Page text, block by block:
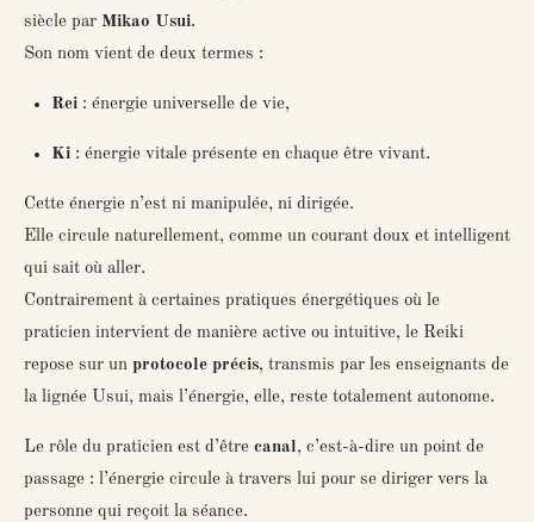
siècle par Mikao Usui.
Son nom vient de deux termes :
Rei: énergie universelle de vie,
Ki: énergie vitale présente en chaque être vivant.
Cette énergie n’est ni manipulée, ni dirigée.
Elle circule naturellement, comme un courant doux et intelligent
qui sait où aller.
Contrairement à certaines pratiques énergétiques où le
praticien intervient de manière active ou intuitive, le Reiki
repose sur un protocole précis, transmis par les enseignants de
la lignée Usui, mais l’énergie, elle, reste totalement autonome.
Le rôle du praticien est d’être canal, c’est-à-dire un point de
passage : l’énergie circule à travers lui pour se diriger vers la
personne qui reçoit la séance.